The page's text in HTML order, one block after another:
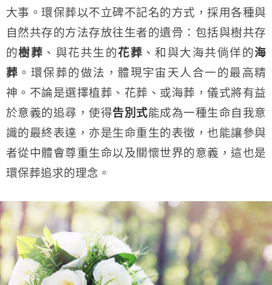
大事。環保葬以不立碑不記名的方式，採用各種與
自然共存的方法存放往生者的遺骨：包括與樹共存
的樹葬 、與花共生的花葬 、和與大海共倘佯的海
葬 。環保葬的做法，體現宇宙天人合一的最高精
神。不論是選擇植葬、花葬、或海葬，儀式將有益
於意義的追尋，使得告別式能成為一種生命自我意
識的最終表達，亦是生命重生的表徵，也能讓參與
者從中體會尊重生命以及關懷世界的意義，這也是
環保葬追求的理念。